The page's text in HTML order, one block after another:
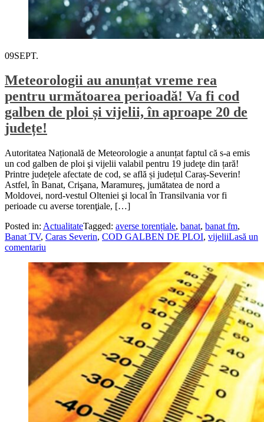
09SEPT.
Meteorologii au anunțat vreme rea
pentru următoarea perioadă! Va fi cod
galben de ploi și vijelii, în aproape 20 de
județe!
Autoritatea Națională de Meteorologie a anunțat faptul că s-a emis
un cod galben de ploi şi vijelii valabil pentru 19 judeţe din țară!
Printre județele afectate de cod, se află și județul Caraș-Severin!
Astfel, în Banat, Crişana, Maramureş, jumătatea de nord a
Moldovei, nord-vestul Olteniei şi local în Transilvania vor fi
perioade cu averse torenţiale, […]
Posted in: ActualitateTagged: averse torențiale, banat, banat fm,
Banat TV, Caras Severin, COD GALBEN DE PLOI, vijeliiLasă un
comentariu